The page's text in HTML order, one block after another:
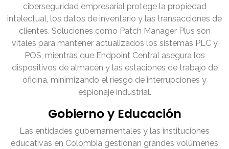
ciberseguridad empresarial protege la propiedad
intelectual, los datos de inventario y las transacciones de
clientes. Soluciones como Patch Manager Plus son
vitales para mantener actualizados los sistemas PLC y
POS, mientras que Endpoint Central asegura los
dispositivos de almacén y las estaciones de trabajo de
oficina, minimizando el riesgo de interrupciones y
espionaje industrial.
Gobierno y Educación
Las entidades gubernamentales y las instituciones
educativas en Colombia gestionan grandes volúmenes